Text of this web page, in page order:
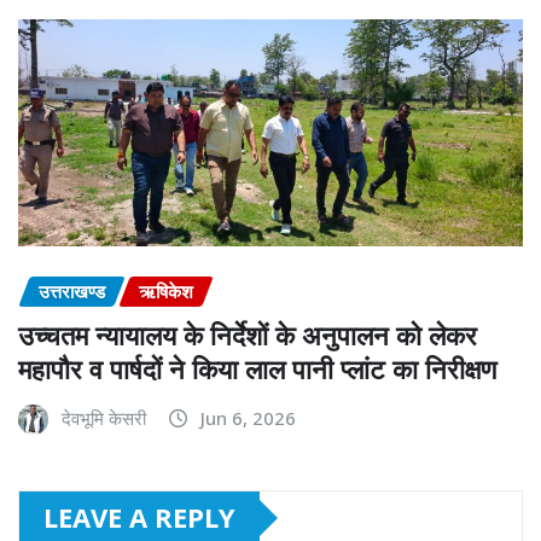
उत्तराखण्ड ऋषिकेश
उच्चतम न्यायालय के निर्देशों के अनुपालन को लेकर
महापौर व पार्षदों ने किया लाल पानी प्लांट का निरीक्षण
देवभूमि केसरी Jun 6, 2026
LEAVE A REPLY